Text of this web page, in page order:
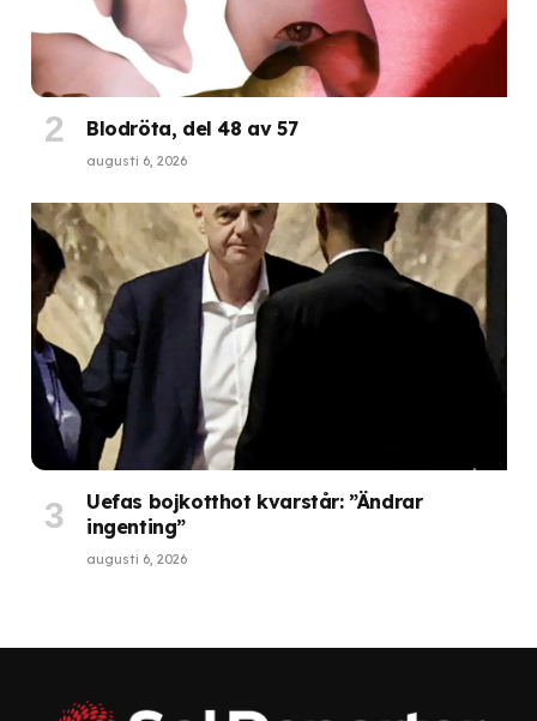
Blodröta, del 48 av 57
augusti 6, 2026
Uefas bojkotthot kvarstår: ”Ändrar
ingenting”
augusti 6, 2026